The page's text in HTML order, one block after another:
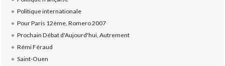
Politique internationale
Pour Paris 12ème, Romero 2007
Prochain Débat d'Aujourd'hui, Autrement
Rémi Féraud
Saint-Ouen